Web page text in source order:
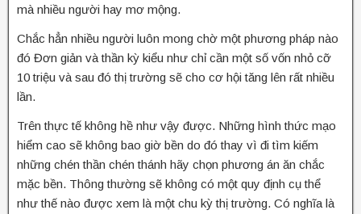
mà nhiều người hay mơ mộng.
Chắc hẳn nhiều người luôn mong chờ một phương pháp nào
đó Đơn giản và thần kỳ kiểu như chỉ cần một số vốn nhỏ cỡ
10 triệu và sau đó thị trường sẽ cho cơ hội tăng lên rất nhiều
lần.
Trên thực tế không hề như vậy được. Những hình thức mạo
hiểm cao sẽ không bao giờ bền do đó thay vì đi tìm kiếm
những chén thần chén thánh hãy chọn phương án ăn chắc
mặc bền. Thông thường sẽ không có một quy định cụ thể
như thế nào được xem là một chu kỳ thị trường. Có nghĩa là